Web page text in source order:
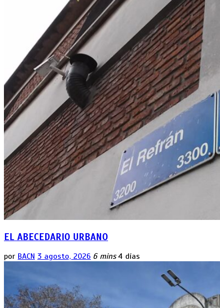
EL ABECEDARIO URBANO
por BACN 3 agosto, 2026 6 mins 4 días